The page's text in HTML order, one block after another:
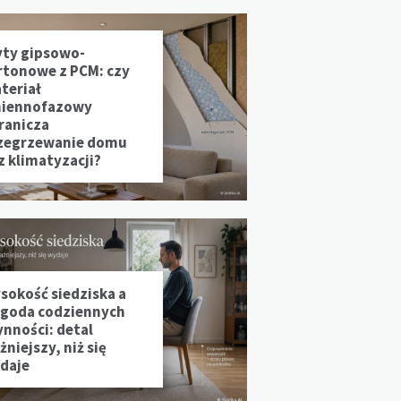
gipsowo-
z PCM: czy
domu
klimatyzacji?
siedziska a
codziennych
detal
niż się